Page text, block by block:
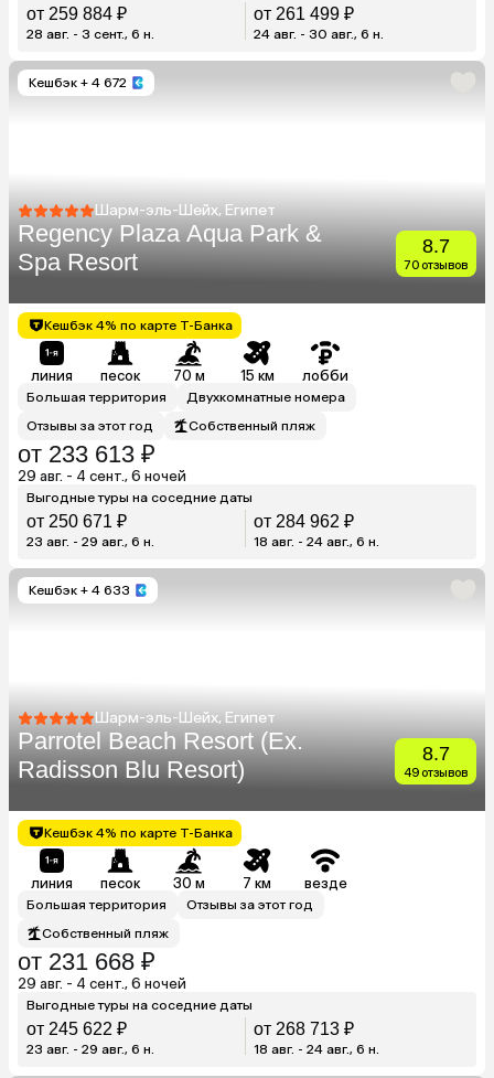
от 259 884 ₽
28 авг. - 3 сент., 6 н.
от 261 499 ₽
24 авг. - 30 авг., 6 н.
Кешбэк + 4 672
Шарм-эль-Шейх, Египет
Regency Plaza Aqua Park &
Spa Resort
8.7
70 отзывов
Кешбэк 4% по карте Т-Банка
линия песок 70 м 15 км лобби
Большая территория
Двухкомнатные номера
Отзывы за этот год
Собственный пляж
от 233 613 ₽
29 авг. - 4 сент., 6 ночей
Выгодные туры на соседние даты
от 250 671 ₽
23 авг. - 29 авг., 6 н.
от 284 962 ₽
18 авг. - 24 авг., 6 н.
Кешбэк + 4 633
Шарм-эль-Шейх, Египет
Parrotel Beach Resort (Ex.
Radisson Blu Resort)
8.7
49 отзывов
Кешбэк 4% по карте Т-Банка
линия песок 30 м 7 км везде
Большая территория
Отзывы за этот год
Собственный пляж
от 231 668 ₽
29 авг. - 4 сент., 6 ночей
Выгодные туры на соседние даты
от 245 622 ₽
23 авг. - 29 авг., 6 н.
от 268 713 ₽
18 авг. - 24 авг., 6 н.